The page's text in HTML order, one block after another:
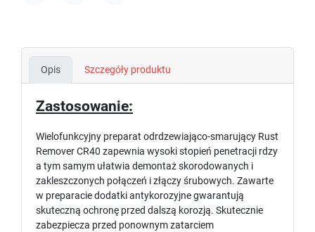
Opis Szczegóły produktu
Zastosowanie:
Wielofunkcyjny preparat odrdzewiająco-smarujący Rust
Remover CR40 zapewnia wysoki stopień penetracji rdzy
a tym samym ułatwia demontaż skorodowanych i
zakleszczonych połączeń i złączy śrubowych. Zawarte
w preparacie dodatki antykorozyjne gwarantują
skuteczną ochronę przed dalszą korozją. Skutecznie
zabezpiecza przed ponownym zatarciem